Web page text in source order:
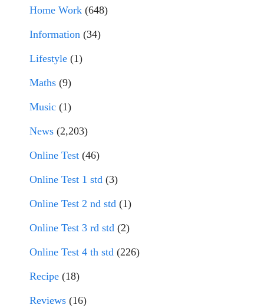
Home Work (648)
Information (34)
Lifestyle (1)
Maths (9)
Music (1)
News (2,203)
Online Test (46)
Online Test 1 std (3)
Online Test 2 nd std (1)
Online Test 3 rd std (2)
Online Test 4 th std (226)
Recipe (18)
Reviews (16)